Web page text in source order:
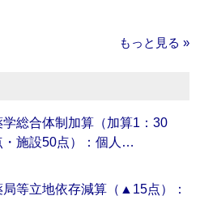
もっと見る »
学総合体制加算（加算1：30
・施設50点）：個人…
局等立地依存減算（▲15点）：